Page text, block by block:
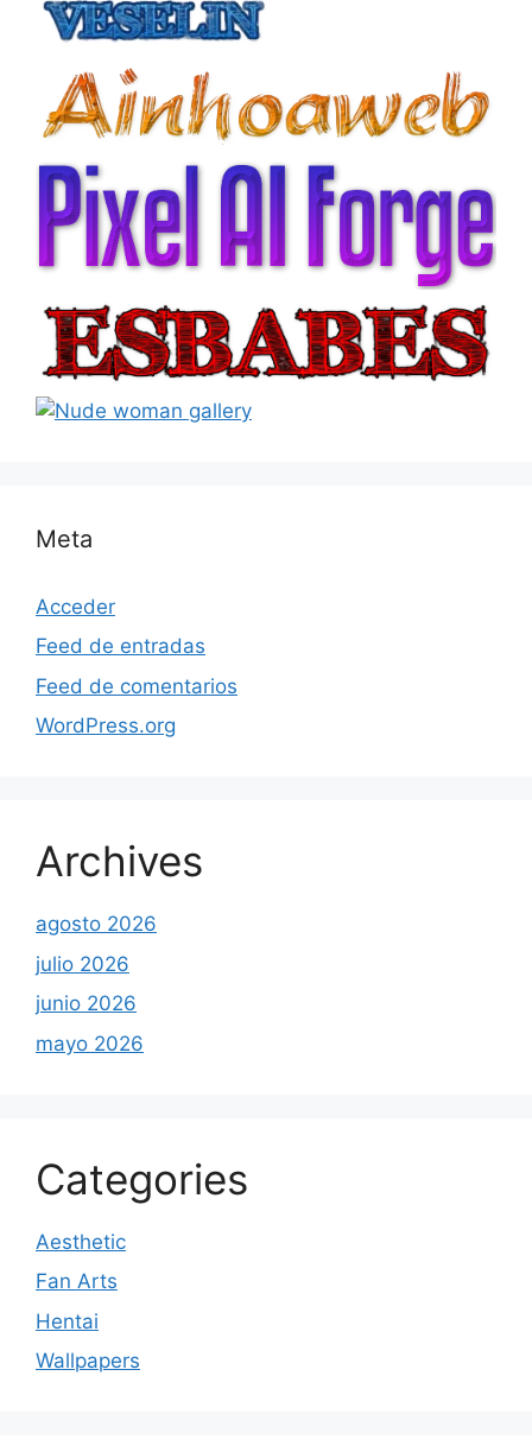
Meta
Acceder
Feed de entradas
Feed de comentarios
WordPress.org
Archives
agosto 2026
julio 2026
junio 2026
mayo 2026
Categories
Aesthetic
Fan Arts
Hentai
Wallpapers